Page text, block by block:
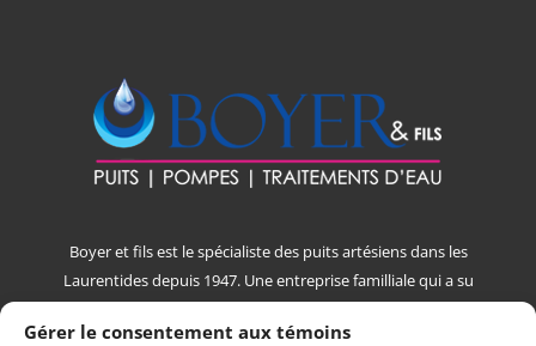
Gérer le consentement aux témoins
Boyer et fils est le spécialiste des puits artésiens dans les
Laurentides depuis 1947. Une entreprise familliale qui a su
se démarquer par la qualité de son service à la clientèle et
des services offerts au fil du temps